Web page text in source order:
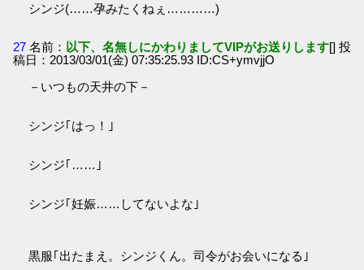
シンジ(……孕みたくねぇ…………)
27 名前： 以下、名無しにかわりましてVIPがお送りします[] 投
稿日：2013/03/01(金) 07:35:25.93 ID:CS+ymvjjO
－いつもの天井の下－
シンジ｢はっ！｣
シンジ｢……｣
シンジ｢妊娠……してないよな｣
黒服｢出たまえ。シンジくん。司令がお会いになる｣